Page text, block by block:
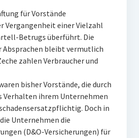
für Vorstände
Vergangenheit einer Vielzahl
Betrugs überführt. Die
Absprachen bleibt vermutlich
zahlen Verbraucher und
bisher Vorstände, die durch
Verhalten ihrem Unternehmen
Doch in
Unternehmen die
(D&O-Versicherungen) für